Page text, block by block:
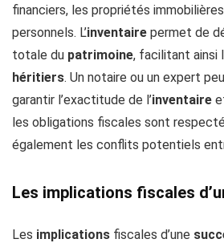
financiers, les propriétés
personnels. L’inventaire permet de
totale du patrimoine, facilitant ainsi
héritiers. Un notaire ou un expert
garantir l’exactitude de l’inventaire
les obligations fiscales sont
également les conflits potentiels
Les implications fiscales
Les implications fiscales d’une